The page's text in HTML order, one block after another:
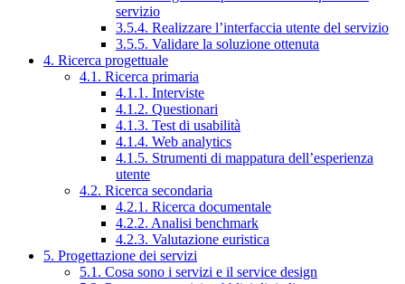
servizio
3.5.4. Realizzare l’interfaccia utente del servizio
3.5.5. Validare la soluzione ottenuta
4. Ricerca progettuale
4.1. Ricerca primaria
4.1.1. Interviste
4.1.2. Questionari
4.1.3. Test di usabilità
4.1.4. Web analytics
4.1.5. Strumenti di mappatura dell’esperienza
utente
4.2. Ricerca secondaria
4.2.1. Ricerca documentale
4.2.2. Analisi benchmark
4.2.3. Valutazione euristica
5. Progettazione dei servizi
5.1. Cosa sono i servizi e il service design